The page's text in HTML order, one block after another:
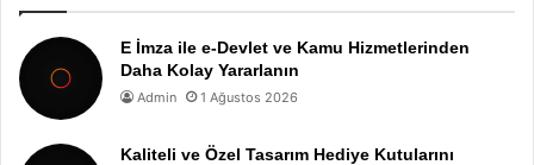
E İmza ile e-Devlet ve Kamu Hizmetlerinden
Daha Kolay Yararlanın
Admin 1 Ağustos 2026
Kaliteli ve Özel Tasarım Hediye Kutularını